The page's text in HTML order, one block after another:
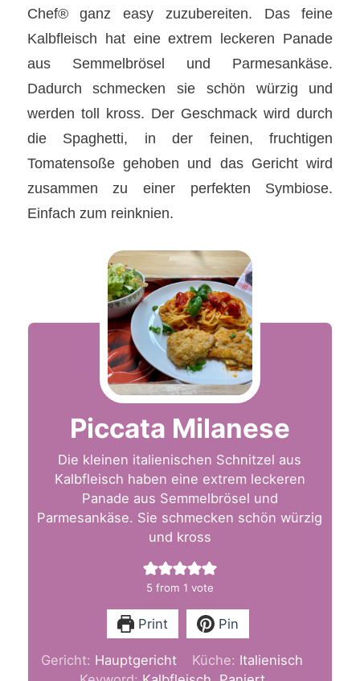
Chef® ganz easy zuzubereiten. Das feine
Kalbfleisch hat eine extrem leckeren Panade
aus Semmelbrösel und Parmesankäse.
Dadurch schmecken sie schön würzig und
werden toll kross. Der Geschmack wird durch
die Spaghetti, in der feinen, fruchtigen
Tomatensoße gehoben und das Gericht wird
zusammen zu einer perfekten Symbiose.
Einfach zum reinknien.
Piccata Milanese
Die kleinen italienischen Schnitzel aus
Kalbfleisch haben eine extrem leckeren
Panade aus Semmelbrösel und
Parmesankäse. Sie schmecken schön würzig
und kross
5 from 1 vote
Print Pin
Gericht: Hauptgericht Küche: Italienisch